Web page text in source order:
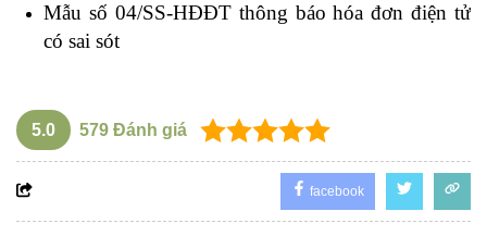
Mẫu số 04/SS-HĐĐT thông báo hóa đơn điện tử
có sai sót
5.0 579 Đánh giá
facebook